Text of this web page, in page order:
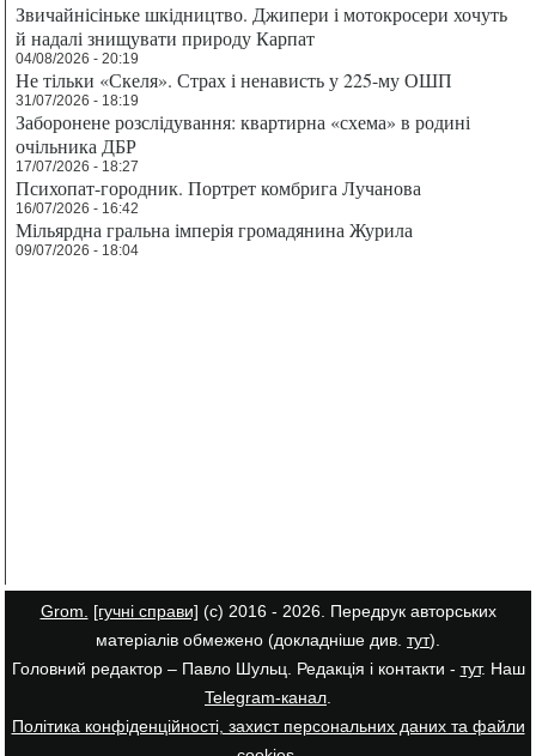
Звичайнісіньке шкідництво. Джипери і мотокросери хочуть
й надалі знищувати природу Карпат
04/08/2026 - 20:19
Не тільки «Скеля». Страх і ненависть у 225-му ОШП
31/07/2026 - 18:19
Заборонене розслідування: квартирна «схема» в родині
очільника ДБР
17/07/2026 - 18:27
Психопат-городник. Портрет комбрига Лучанова
16/07/2026 - 16:42
Мільярдна гральна імперія громадянина Журила
09/07/2026 - 18:04
Grom. [гучні справи] (с) 2016 - 2026. Передрук авторських
матеріалів обмежено (докладніше див. тут).
Головний редактор – Павло Шульц. Редакція і контакти - тут. Наш
Telegram-канал
Політика конфіденційності, захист персональних даних та файли